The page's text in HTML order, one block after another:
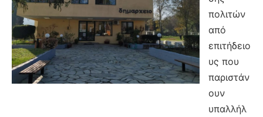
πολιτών
από
επιτήδειο
υς που
παριστάν
ουν
υπαλλήλ